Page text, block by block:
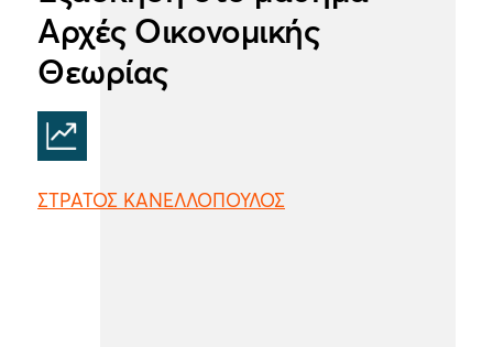
Αρχές Οικονομικής
Θεωρίας
ΣΤΡΑΤΟΣ ΚΑΝΕΛΛΟΠΟΥΛΟΣ